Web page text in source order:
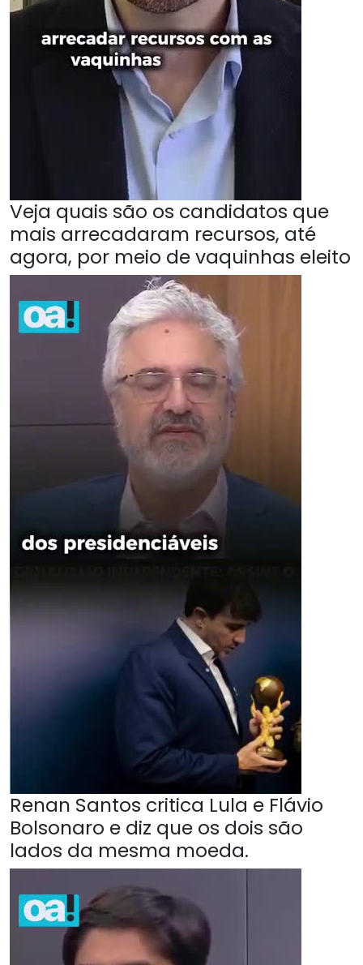
Veja quais são os candidatos que
mais arrecadaram recursos, até
agora, por meio de vaquinhas eleito
Renan Santos critica Lula e Flávio
Bolsonaro e diz que os dois são
lados da mesma moeda.